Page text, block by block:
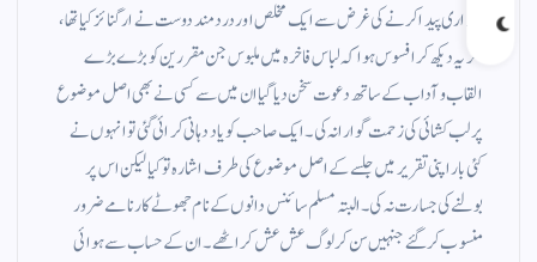
بیداری پیدا کرنے کی غرض سے ایک مخلص اور درد مند دوست نے ارگنائز کیا تھا،
مگر یہ دیکھ کر افسوس ہوا کہ لباس فاخرہ میں ملبوس جن مقررین کو بڑے بڑے
القاب و آداب کے ساتھ دعوت سخن دیا گیا ان میں سے کسی نے بھی اصل موضوع
پر لب کشائی کی زحمت گوارا نہ کی۔ ایک صاحب کو یاد دہانی کرائی گئی تو انہوں نے
کئی بار اپنی تقریر میں جلسے کے اصل موضوع کی طرف اشارہ تو کیا لیکن اس پر
بولنے کی جسارت نہ کی۔البتہ مسلم سائنس دانوں کے نام جھوٹے کارنامے ضرور
منسوب کر گئے جنہیں سن کر لوگ عش عش کر اٹھے۔ ان کے حساب سے ہوائی